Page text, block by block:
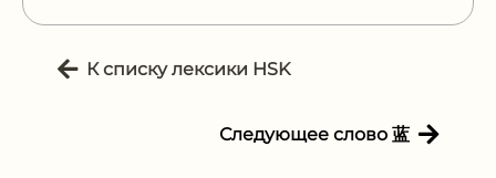
К списку лексики HSK
Следующее слово 蓝